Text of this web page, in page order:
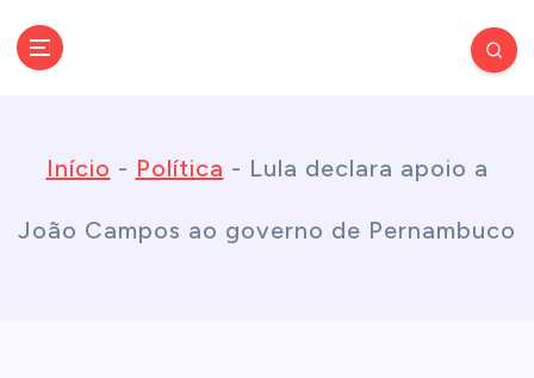
Início - Política - Lula declara apoio a
João Campos ao governo de Pernambuco